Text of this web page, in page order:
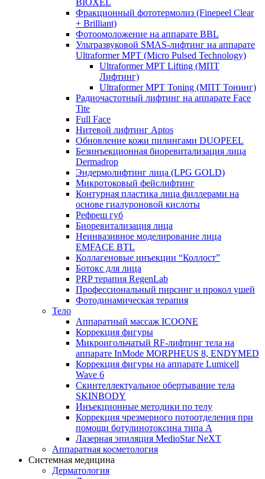
BIOXEL
Фракционный фототермолиз (Finepeel Clear
+ Brilliant)
Фотоомоложение на аппарате BBL
Ультразвуковой SMAS-лифтинг на аппарате
Ultraformer MPT (Micro Pulsed Technology)
Ultraformer MPT Lifting (МПТ
Лифтинг)
Ultraformer MPT Toning (МПТ Тонинг)
Радиочастотный лифтинг на аппарате Face
Tite
Full Face
Нитевой лифтинг Aptos
Обновление кожи пилингами DUOPEEL
Безинъекционная биоревитализация лица
Dermadrop
Эндермолифтинг лица (LPG GOLD)
Микротоковый фейслифтинг
Контурная пластика лица филлерами на
основе гиалуроновой кислоты
Рефреш губ
Биоревитализация лица
Неинвазивное моделирование лица
EMFACE BTL
Коллагеновые инъекции “Коллост”
Ботокс для лица
PRP терапия RegenLab
Профессиональный пирсинг и прокол ушей
Фотодинамическая терапия
Тело
Аппаратный массаж ICOONE
Коррекция фигуры
Микроигольчатый RF-лифтинг тела на
аппарате InMode MORPHEUS 8, ENDYMED
Коррекция фигуры на аппарате Lumicell
Wave 6
Скинтеллектуальное обертывание тела
SKINBODY
Инъекционные методики по телу
Коррекция чрезмерного потоотделения при
помощи ботулинотоксина типа А
Лазерная эпиляция MedioStar NeXT
Аппаратная косметология
Системная медицина
Дерматология